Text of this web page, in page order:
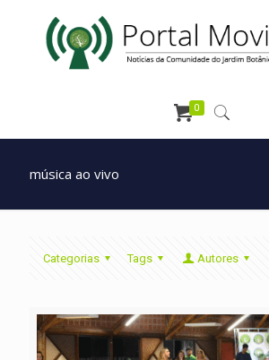
0
música ao vivo
Categorias Tags Autores